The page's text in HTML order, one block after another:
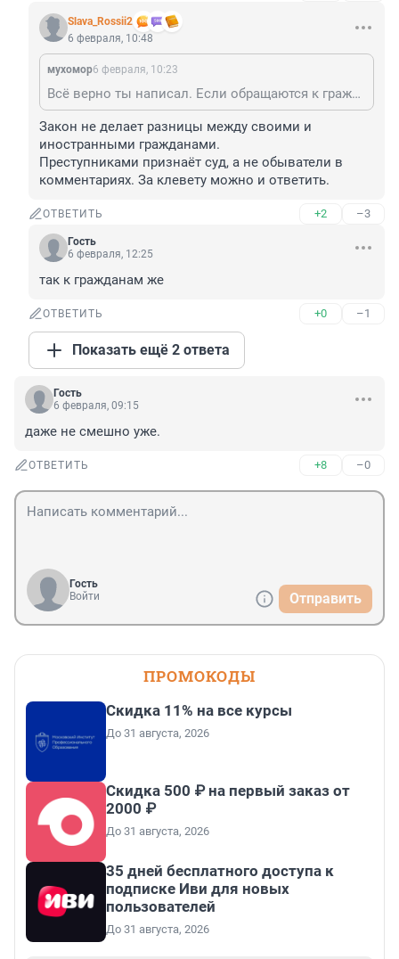
Slava_Rossii2
6 февраля, 10:48
мухомор6 февраля, 10:23
Всё верно ты написал. Если обращаются к гражданам - ключевое. Уважительно к ним должна полиция Душанбе обращается. А тут они нарушители закона. Преступники.
Закон не делает разницы между своими и
иностранными гражданами.
Преступниками признаёт суд, а не обыватели в
комментариях. За клевету можно и ответить.
ОТВЕТИТЬ +2 –3
Гость
6 февраля, 12:25
так к гражданам же
ОТВЕТИТЬ +0 –1
Показать ещё 2 ответа
Гость
6 февраля, 09:15
даже не смешно уже.
ОТВЕТИТЬ +8 –0
Гость
Войти
Отправить
ПРОМОКОДЫ
Скидка 11% на все курсы
До 31 августа, 2026
Скидка 500 ₽ на первый заказ от
2000 ₽
До 31 августа, 2026
35 дней бесплатного доступа к
подписке Иви для новых
пользователей
До 31 августа, 2026